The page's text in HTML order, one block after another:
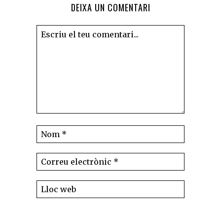
DEIXA UN COMENTARI